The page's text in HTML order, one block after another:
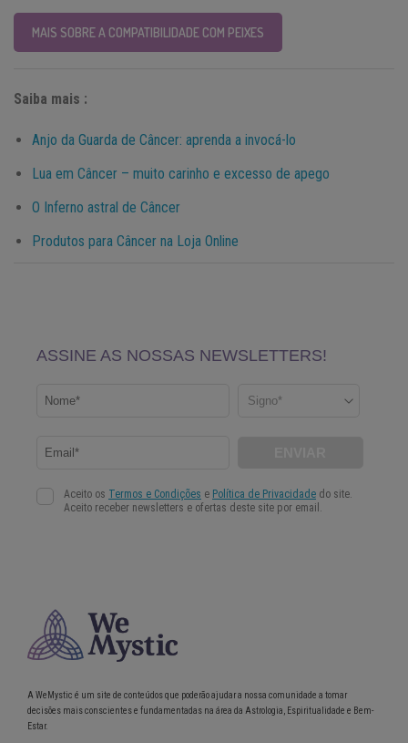
MAIS SOBRE A COMPATIBILIDADE COM PEIXES
Saiba mais :
Anjo da Guarda de Câncer: aprenda a invocá-lo
Lua em Câncer – muito carinho e excesso de apego
O Inferno astral de Câncer
Produtos para Câncer na Loja Online
A WeMystic é um site de conteúdos que poderão ajudar a nossa comunidade a tomar
decisões mais conscientes e fundamentadas na área da Astrologia, Espiritualidade e Bem-
Estar.